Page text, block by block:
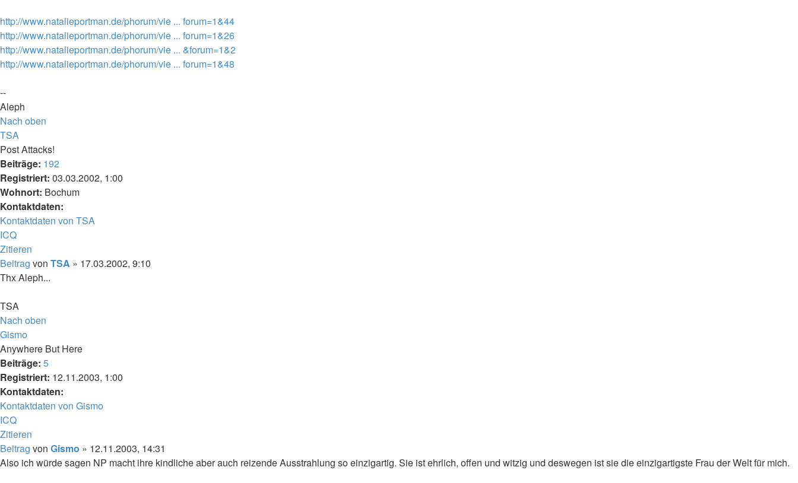
http://www.natalieportman.de/phorum/vie ... forum=1&44
http://www.natalieportman.de/phorum/vie ... forum=1&26
http://www.natalieportman.de/phorum/vie ... &forum=1&2
http://www.natalieportman.de/phorum/vie ... forum=1&48
--
Aleph
Nach oben
TSA
Post Attacks!
Beiträge: 192
Registriert: 03.03.2002, 1:00
Wohnort: Bochum
Kontaktdaten:
Kontaktdaten von TSA
ICQ
Zitieren
Beitrag von TSA » 17.03.2002, 9:10
Thx Aleph...
TSA
Nach oben
Gismo
Anywhere But Here
Beiträge: 5
Registriert: 12.11.2003, 1:00
Kontaktdaten:
Kontaktdaten von Gismo
ICQ
Zitieren
Beitrag von Gismo » 12.11.2003, 14:31
Also ich würde sagen NP macht ihre kindliche aber auch reizende Ausstrahlung so einzigartig. Sie ist ehrlich, offen und witzig und deswegen ist sie die einzigartigste Frau der Welt für mich.